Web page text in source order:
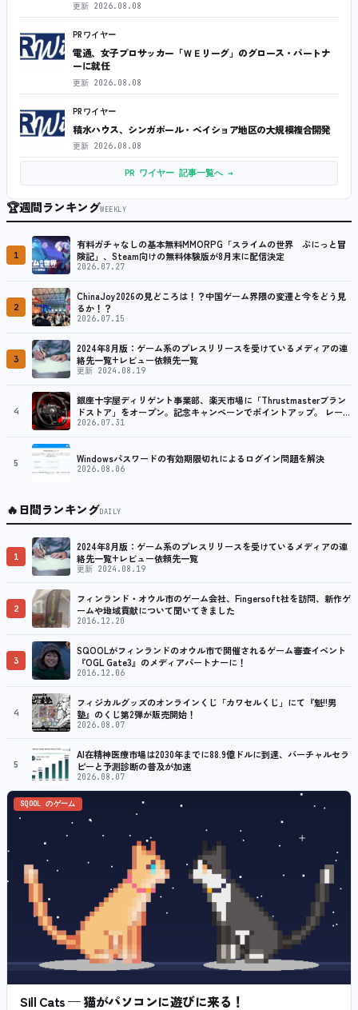
更新 2026.08.08
PRワイヤー
電通、女子プロサッカー「ＷＥリーグ」のグロース・パートナ
ーに就任
更新 2026.08.08
PRワイヤー
積水ハウス、シンガポール・ベイショア地区の大規模複合開発
更新 2026.08.08
PR ワイヤー 記事一覧へ →
🏆週間ランキングWEEKLY
1
有料ガチャなしの基本無料MMORPG「スライムの世界 ぷにっと冒
険記」、Steam向けの無料体験版が8月末に配信決定
2026.07.27
2
ChinaJoy2026の見どころは！？中国ゲーム界隈の変遷と今をどう見
るか！？
2026.07.15
3
2024年8月版：ゲーム系のプレスリリースを受けているメディアの連
絡先一覧+レビュー依頼先一覧
更新 2024.08.19
4
銀座十字屋ディリゲント事業部、楽天市場に「Thrustmasterブラン
ドストア」をオープン。記念キャンペーンでポイントアップ。 レーシ
ング／フライトシム向けコントローラーを中心に、幅広くラインナッ
2026.07.31
5 Windowsパスワードの有効期限切れによるログイン問題を解決
2026.08.06
🔥日間ランキングDAILY
1
2024年8月版：ゲーム系のプレスリリースを受けているメディアの連
絡先一覧+レビュー依頼先一覧
更新 2024.08.19
2
フィンランド・オウル市のゲーム会社、Fingersoft社を訪問、新作ゲ
ームや地域貢献について聞いてきました
2016.12.20
3
SQOOLがフィンランドのオウル市で開催されるゲーム審査イベント
『OGL Gate3』のメディアパートナーに！
2016.12.06
4
フィジカルグッズのオンラインくじ「カワセルくじ」にて『魁!!男
塾』のくじ第2弾が販売開始！
2026.08.07
5
AI在精神医療市場は2030年までに88.9億ドルに到達、バーチャルセラ
ピーと予測診断の普及が加速
2026.08.07
SQOOL のゲーム
Sill Cats — 猫がパソコンに遊びに来る！